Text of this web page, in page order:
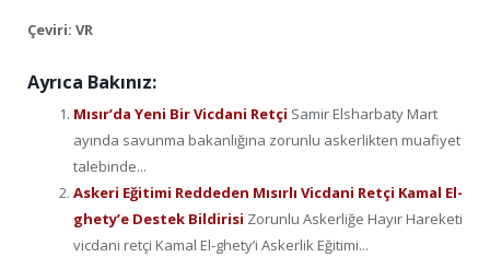
Çeviri: VR
Ayrıca Bakınız:
Mısır’da Yeni Bir Vicdani Retçi Samir Elsharbaty Mart
ayında savunma bakanlığına zorunlu askerlikten muafiyet
talebinde...
Askeri Eğitimi Reddeden Mısırlı Vicdani Retçi Kamal El-
ghety’e Destek Bildirisi Zorunlu Askerliğe Hayır Hareketi
vicdani retçi Kamal El-ghety’i Askerlik Eğitimi...